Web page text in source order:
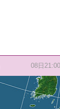
08日